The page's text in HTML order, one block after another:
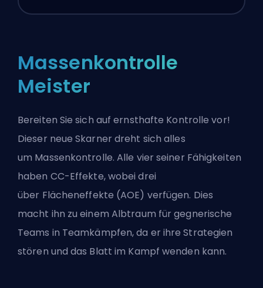
Massenkontrolle
Meister
Bereiten Sie sich auf ernsthafte Kontrolle vor!
Dieser neue Skarner dreht sich alles
um Massenkontrolle. Alle vier seiner Fähigkeiten
haben CC-Effekte, wobei drei
über Flächeneffekte (AOE) verfügen. Dies
macht ihn zu einem Albtraum für gegnerische
Teams in Teamkämpfen, da er ihre Strategien
stören und das Blatt im Kampf wenden kann.